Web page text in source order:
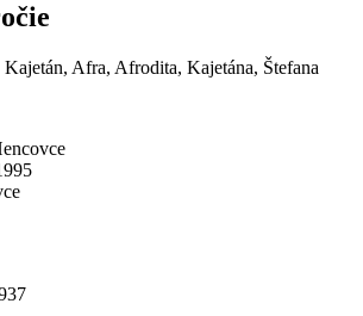
Kajetán, Afra, Afrodita, Kajetána, Štefana